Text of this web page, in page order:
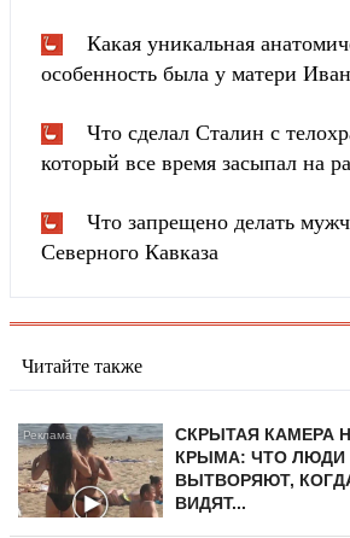
Какая уникальная
особенность была у матери
Что сделал Сталин с
который все время засыпал на
Что запрещено делать
Северного Кавказа
Читайте также
СКРЫТАЯ КАМЕРА
КРЫМА: ЧТО ЛЮДИ
ВЫТВОРЯЮТ,
ВИДЯТ...